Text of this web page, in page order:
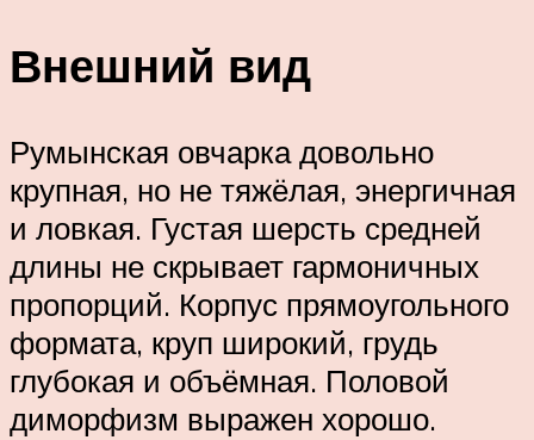
Внешний вид
Румынская овчарка довольно
крупная, но не тяжёлая, энергичная
и ловкая. Густая шерсть средней
длины не скрывает гармоничных
пропорций. Корпус прямоугольного
формата, круп широкий, грудь
глубокая и объёмная. Половой
диморфизм выражен хорошо.